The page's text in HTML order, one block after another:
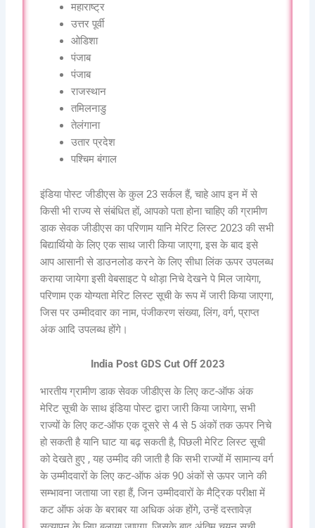
महाराष्ट्र
उत्तर पूर्वी
ओडिशा
पंजाब
पंजाब
राजस्थान
तमिलनाडु
तेलंगाना
उतार प्रदेश
पश्चिम बंगाल
इंडिया पोस्ट जीडीएस के कुल 23 सर्कल हैं, चाहे आप इन में से
किसी भी राज्य से संबंधित हों, आपको पता होना चाहिए की ग्रामीण
डाक सेवक जीडीएस का परिणाम यानि मेरिट लिस्ट 2023 की सभी
बिद्यार्थियो के लिए एक साथ जारी किया जाएगा, इस के बाद इसे
आप आसानी से डाउनलोड करने के लिए सीधा लिंक ऊपर उपलब्ध
कराया जायेगा इसी वेबसाइट पे थोड़ा निचे देखने पे मिल जायेगा,
परिणाम एक योग्यता मेरिट लिस्ट सूची के रूप में जारी किया जाएगा,
जिस पर उम्मीदवार का नाम, पंजीकरण संख्या, लिंग, वर्ग, प्राप्त
अंक आदि उपलब्ध होंगे।
India Post GDS Cut Off 2023
भारतीय ग्रामीण डाक सेवक जीडीएस के लिए कट-ऑफ अंक
मेरिट सूची के साथ इंडिया पोस्ट द्वारा जारी किया जायेगा, सभी
राज्यों के लिए कट-ऑफ एक दूसरे से 4 से 5 अंकों तक ऊपर निचे
हो सकती है यानि घाट या बढ़ सकती है, पिछली मेरिट लिस्ट सूची
को देखते हुए , यह उम्मीद की जाती है कि सभी राज्यों में सामान्य वर्ग
के उम्मीदवारों के लिए कट-ऑफ अंक 90 अंकों से ऊपर जाने की
सम्भावना जताया जा रहा हैं, जिन उम्मीदवारों के मैट्रिक परीक्षा में
कट ऑफ अंक के बराबर या अधिक अंक होंगे, उन्हें दस्तावेज़